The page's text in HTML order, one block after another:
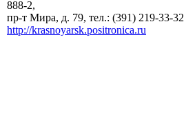
888-2,
пр-т Мира, д. 79, тел.: (391) 219-33-32
http://krasnoyarsk.positronica.ru